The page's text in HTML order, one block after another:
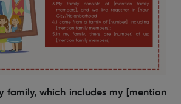
family, which includes my [mention